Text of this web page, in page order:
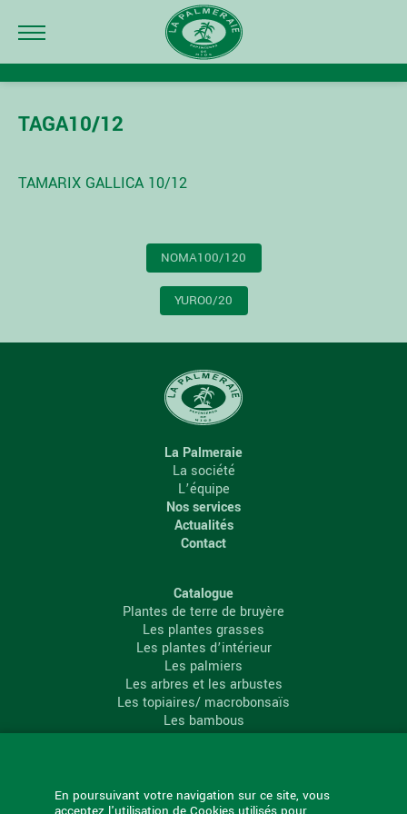
En poursuivant votre navigation sur ce site, vous
TAGA10/12
TAMARIX GALLICA 10/12
NOMA100/120
YURO0/20
La Palmeraie
La société
L’équipe
Nos services
Actualités
Contact
Catalogue
Plantes de terre de bruyère
Les plantes grasses
Les plantes d’intérieur
Les palmiers
Les arbres et les arbustes
Les topiaires/ macrobonsaïs
Les bambous
Les conifères
La Palmeraie